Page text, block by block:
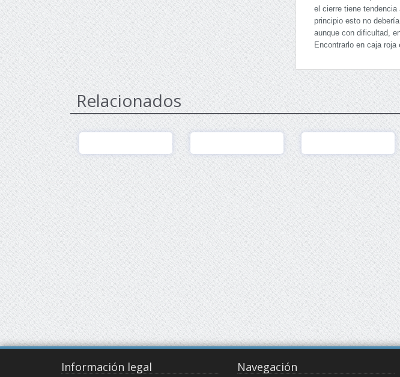
el cierre tiene
principio esto no
aunque con dificultad,
Encontrarlo en caja
Relacionados
Ver Ver Ver
Información legal Navegación